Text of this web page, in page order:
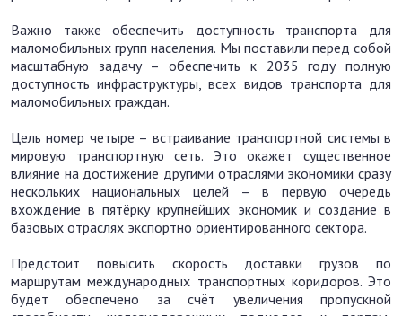
Важно также обеспечить доступность транспорта для
маломобильных групп населения. Мы поставили перед собой
масштабную задачу – обеспечить к 2035 году полную
доступность инфраструктуры, всех видов транспорта для
маломобильных граждан.
Цель номер четыре – встраивание транспортной системы в
мировую транспортную сеть. Это окажет существенное
влияние на достижение другими отраслями экономики сразу
нескольких национальных целей – в первую очередь
вхождение в пятёрку крупнейших экономик и создание в
базовых отраслях экспортно ориентированного сектора.
Предстоит повысить скорость доставки грузов по
маршрутам международных транспортных коридоров. Это
будет обеспечено за счёт увеличения пропускной